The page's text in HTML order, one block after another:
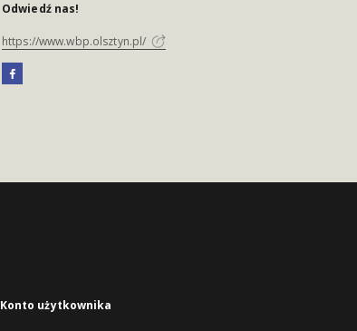
Odwiedź nas!
https://www.wbp.olsztyn.pl/
Konto użytkownika